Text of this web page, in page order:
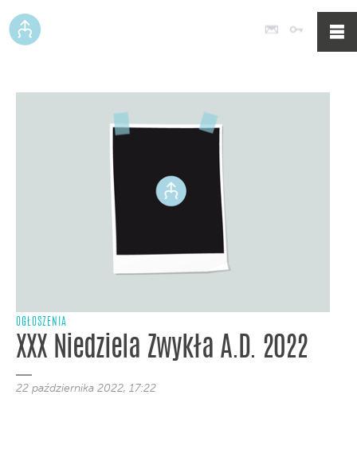
Poczta
OGŁOSZENIA
XXX Niedziela Zwykła A.D. 2022
22 października 2022, 17:22